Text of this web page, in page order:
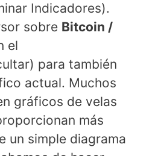
Indicadores).
sobre Bitcoin /
el
para también
actual. Muchos
gráficos de velas
más
un simple diagrama